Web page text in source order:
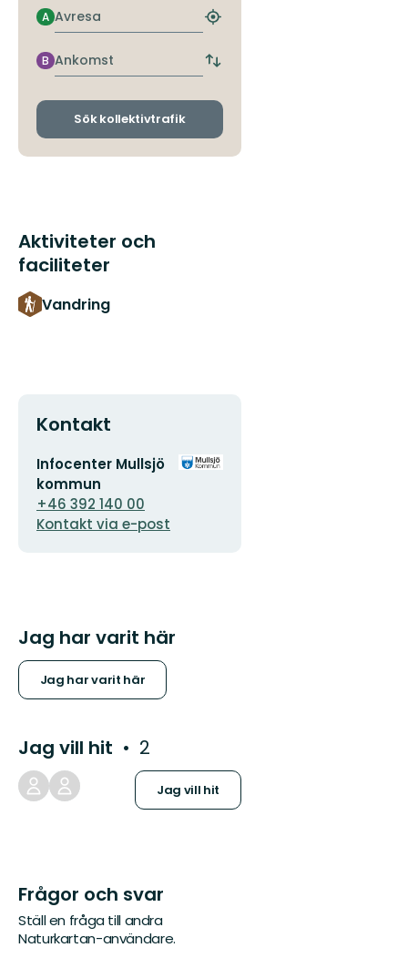
Avresa
A
Hitta
hållplats
Ankomst
B
Byt
och
Sök kollektivtrafik
Aktiviteter och
faciliteter
Vandring
Kontakt
E-
postadress
Infocenter Mullsjö
kommun
+46 392 140 00
Kontakt via e-post
Organisationens
Jag har varit här
Jag har varit här
Jag vill hit 2
Jag vill hit
Frågor och svar
Ställ en fråga till andra
Naturkartan-användare.